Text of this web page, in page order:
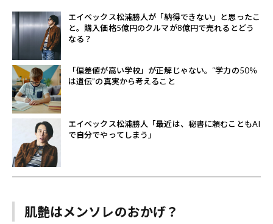
エイベックス松浦勝人が「納得できない」と思ったこ
と。購入価格5億円のクルマが8億円で売れるとどう
なる？
「偏差値が高い学校」が正解じゃない。“学力の50％
は遺伝”の真実から考えること
エイベックス松浦勝人「最近は、秘書に頼むこともAI
で自分でやってしまう」
肌艶はメンソレのおかげ？